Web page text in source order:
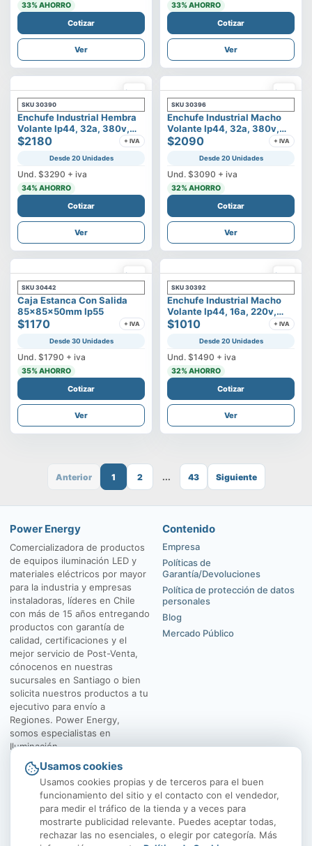
33% AHORRO
Cotizar
Ver
33% AHORRO
Cotizar
Ver
SKU 30390
Enchufe Industrial Hembra
Volante Ip44, 32a, 380v,
3p+t
$2180 + IVA
Desde 20 Unidades
Und. $3290 + iva
34% AHORRO
Cotizar
Ver
SKU 30396
Enchufe Industrial Macho
Volante Ip44, 32a, 380v,
3p+t
$2090 + IVA
Desde 20 Unidades
Und. $3090 + iva
32% AHORRO
Cotizar
Ver
SKU 30442
Caja Estanca Con Salida
85x85x50mm Ip55
$1170 + IVA
Desde 30 Unidades
Und. $1790 + iva
35% AHORRO
Cotizar
Ver
SKU 30392
Enchufe Industrial Macho
Volante Ip44, 16a, 220v,
2p+t
$1010 + IVA
Desde 20 Unidades
Und. $1490 + iva
32% AHORRO
Cotizar
Ver
Anterior 1 2 ... 43 Siguiente
Power Energy
Comercializadora de productos
de equipos iluminación LED y
materiales eléctricos por mayor
para la industria y empresas
instaladoras, líderes en Chile
con más de 15 años entregando
productos con garantía de
calidad, certificaciones y el
mejor servicio de Post-Venta,
cónocenos en nuestras
sucursales en Santiago o bien
solicita nuestros productos a tu
ejecutivo para envío a
Regiones. Power Energy,
somos especialistas en
Iluminación.
Contenido
Empresa
Políticas de
Garantía/Devoluciones
Política de protección de datos
personales
Blog
Mercado Público
El Rosal 4547, Huechuraba
Usamos cookies
Usamos cookies propias y de terceros para el buen
funcionamiento del sitio y el contacto con el vendedor,
para medir el tráfico de la tienda y a veces para
mostrarte publicidad relevante. Puedes aceptar todas,
rechazar las no esenciales, o elegir por categoría. Más